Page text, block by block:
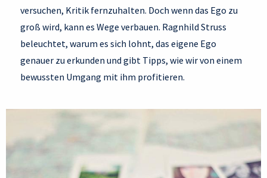
versuchen, Kritik fernzuhalten. Doch wenn das Ego zu
groß wird, kann es Wege verbauen. Ragnhild Struss
beleuchtet, warum es sich lohnt, das eigene Ego
genauer zu erkunden und gibt Tipps, wie wir von einem
bewussten Umgang mit ihm profitieren.